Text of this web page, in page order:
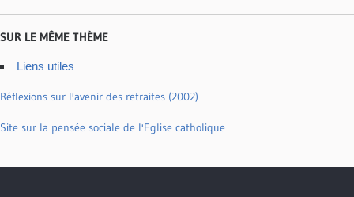
SUR LE MÊME THÈME
Liens utiles
Réflexions sur l'avenir des retraites (2002)
Site sur la pensée sociale de l'Eglise catholique